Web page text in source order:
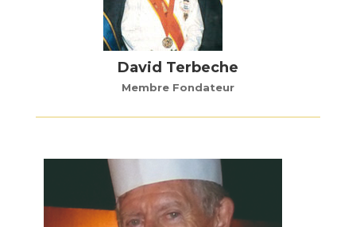
David Terbeche
Membre Fondateur